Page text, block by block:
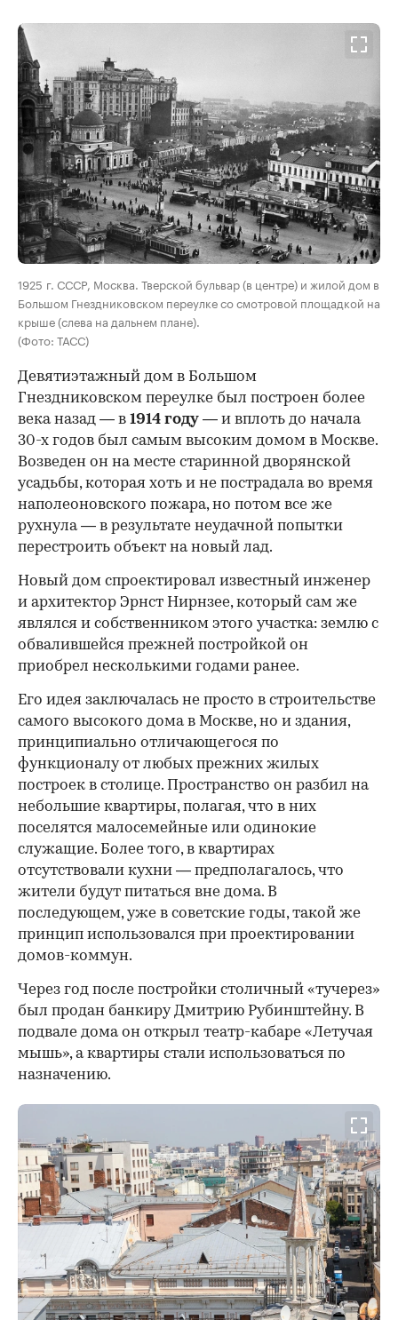
00:00 / 00:00
1925 г. СССР, Москва. Тверской бульвар (в центре) и жилой дом в
Большом Гнездниковском переулке со смотровой площадкой на
крыше (слева на дальнем плане).
(Фото: ТАСС)
Девятиэтажный дом в Большом
Гнездниковском переулке был построен более
века назад — в 1914 году — и вплоть до начала
30-х годов был самым высоким домом в Москве.
Возведен он на месте старинной дворянской
усадьбы, которая хоть и не пострадала во время
наполеоновского пожара, но потом все же
рухнула — в результате неудачной попытки
перестроить объект на новый лад.
Новый дом спроектировал известный инженер
и архитектор Эрнст Нирнзее, который сам же
являлся и собственником этого участка: землю с
обвалившейся прежней постройкой он
приобрел несколькими годами ранее.
Его идея заключалась не просто в строительстве
самого высокого дома в Москве, но и здания,
принципиально отличающегося по
функционалу от любых прежних жилых
построек в столице. Пространство он разбил на
небольшие квартиры, полагая, что в них
поселятся малосемейные или одинокие
служащие. Более того, в квартирах
отсутствовали кухни — предполагалось, что
жители будут питаться вне дома. В
последующем, уже в советские годы, такой же
принцип использовался при проектировании
домов-коммун.
Через год после постройки столичный «тучерез»
был продан банкиру Дмитрию Рубинштейну. В
подвале дома он открыл театр-кабаре «Летучая
мышь», а квартиры стали использоваться по
назначению.